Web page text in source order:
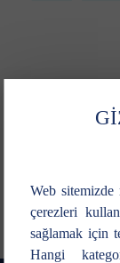
Web
çerezleri
sağlamak için
Hangi